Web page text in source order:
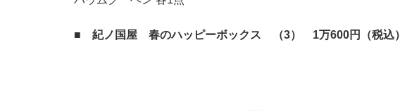
■ 紀ノ国屋 春のハッピーボックス （3） 1万600円（税込）